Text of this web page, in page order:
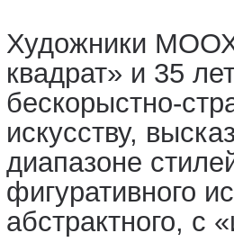
Художники
квадрат» и 35
бескорыстно-
искусству,
диапазоне
фигуративного
абстрактного, с